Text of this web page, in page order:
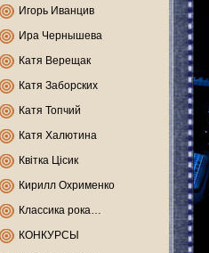
Игорь Иванцив
Ира Чернышева
Катя Верещак
Катя Заборских
Катя Топчий
Катя Халютина
Квітка Цісик
Кирилл Охрименко
Классика рока…
КОНКУРСЫ